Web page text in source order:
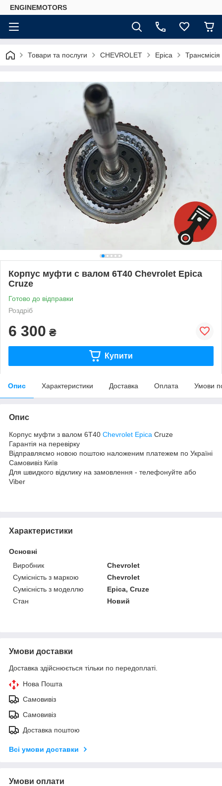
ENGINEMOTORS
Товари та послуги CHEVROLET Epica Трансмісія
Корпус муфти с валом 6T40 Chevrolet Epica
Cruze
Готово до відправки
Роздріб
6 300 ₴
Купити
Опис Характеристики Доставка Оплата Умови
Опис
Корпус муфти з валом 6T40 Chevrolet Epica Cruze
Гарантія на перевірку
Відправляємо новою поштою наложеним платежем по Україні
Самовивіз Київ
Для швидкого відклику на замовлення - телефонуйте або
Viber
Характеристики
Основні
Виробник
Chevrolet
Сумісність з маркою
Chevrolet
Сумісність з моделлю
Epica, Cruze
Стан
Новий
Умови доставки
Доставка здійснюється тільки по передоплаті.
Нова Пошта
Самовивіз
Самовивіз
Доставка поштою
Всі умови доставки
Умови оплати